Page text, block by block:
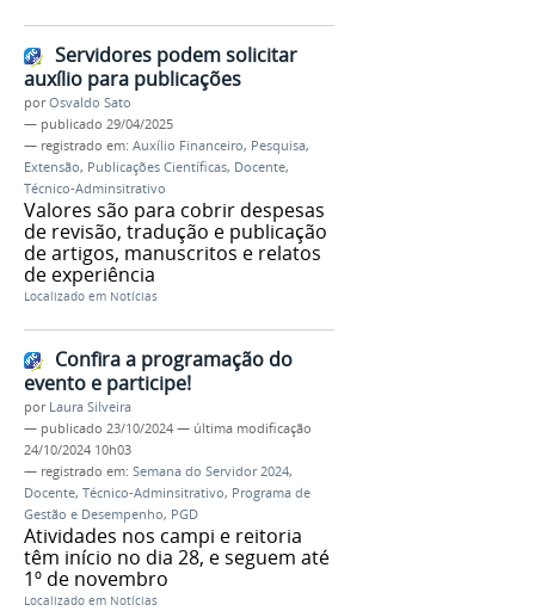
Servidores podem solicitar
auxílio para publicações
porOsvaldo Sato
— publicado 29/04/2025
— registrado em: Auxílio Financeiro, Pesquisa,
Extensão, Publicações Científicas, Docente,
Técnico-Adminsitrativo
Valores são para cobrir despesas
de revisão, tradução e publicação
de artigos, manuscritos e relatos
de experiência
Localizado em Notícias
Confira a programação do
evento e participe!
por Laura Silveira
— publicado 23/10/2024 — última modificação
24/10/2024 10h03
— registrado em: Semana do Servidor 2024,
Docente, Técnico-Adminsitrativo, Programa de
Gestão e Desempenho, PGD
Atividades nos campi e reitoria
têm início no dia 28, e seguem até
1º de novembro
Localizado em Notícias